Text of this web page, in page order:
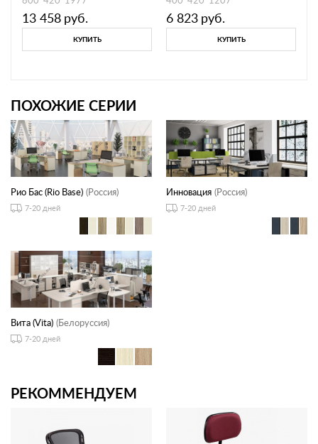
13 458 руб.
КУПИТЬ
6 823 руб.
КУПИТЬ
ПОХОЖИЕ СЕРИИ
Рио Бас (Rio Base) (Россия)
7-20 дней
Инновация (Россия)
7-20 дней
Вита (Vita) (Белоруссия)
7-20 дней
РЕКОММЕНДУЕМ